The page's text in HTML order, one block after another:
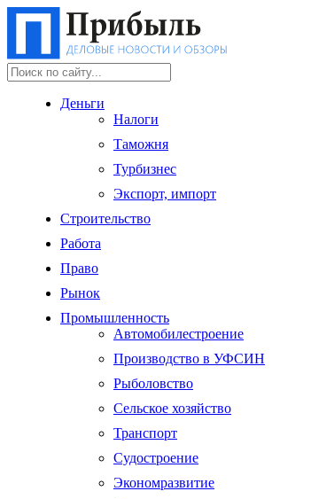
Деньги
Налоги
Таможня
Турбизнес
Экспорт, импорт
Строительство
Работа
Право
Рынок
Промышленность
Автомобилестроение
Производство в УФСИН
Рыболовство
Сельское хозяйство
Транспорт
Судостроение
Экономразвитие